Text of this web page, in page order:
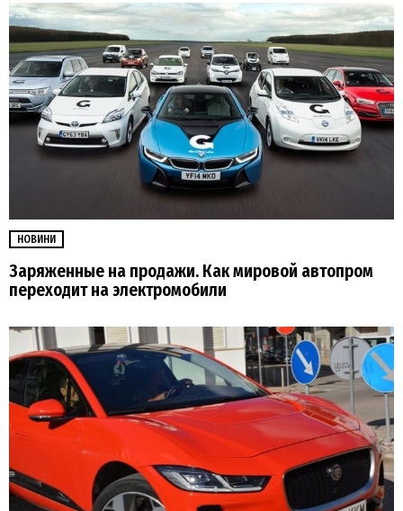
НОВИНИ
Заряженные на продажи. Как мировой автопром
переходит на электромобили